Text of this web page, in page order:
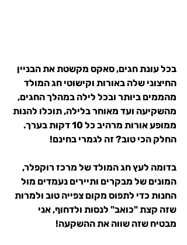
בכל עונת חגים, סאקס מקשטת את הבניין
החיצוני שלה באורות וקישוטי חג המולד
מהממים ביותר ובכל לילה במהלך החגים,
מהשקיעה ועד מאוחר בלילה, תוכלו להנות
ממופע אורות מרהיב כל 10 דקות בערך.
החלק הכי טוב? זה לגמרי בחינם!
בדומה לעץ חג המולד של מרכז רוקפלר,
המונים של מבקרים ותיירים נעמדים מול
החנות כדי לתפוס מקום צפייה טוב ולמרות
שזה קצת "כואב" לנסות ולדחוף, אני
מבטיח שזה שווה את ההשקעה!